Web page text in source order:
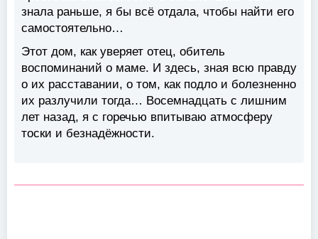
знала раньше, я бы всё отдала, чтобы найти его
самостоятельно…
Этот дом, как уверяет отец, обитель
воспоминаний о маме. И здесь, зная всю правду
о их расставании, о том, как подло и болезненно
их разлучили тогда… Восемнадцать с лишним
лет назад, я с горечью впитываю атмосферу
тоски и безнадёжности.